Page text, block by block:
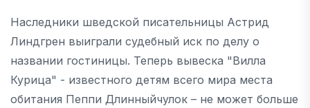
Наследники шведской писательницы Астрид
Линдгрен выиграли судебный иск по делу о
названии гостиницы. Теперь вывеска "Вилла
Курица" - известного детям всего мира места
обитания Пеппи Длинныйчулок – не может больше